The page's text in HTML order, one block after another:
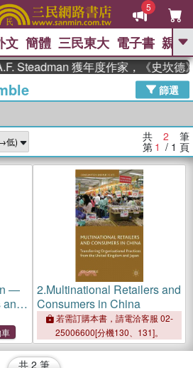
5
GO
熱搜： 高希均教授回憶錄
、 The Odyssey 、 父親節 、 如果歷
獎 臺灣漫遊錄 、 方念華 、 台灣的李
登輝時代
數學女孩：黎曼猜想 、
偉大的迷走神經
文 簡體 三民東大 電子書 親子
Steadman 獲年度作家，《史坎德
篩選
共 2 筆
第 1 / 1 頁
―
and
2.Multinational Retailers and
Consumers in China
若需訂購本書，請電洽客服 02-
25006600[分機130、131]。
共 2 筆